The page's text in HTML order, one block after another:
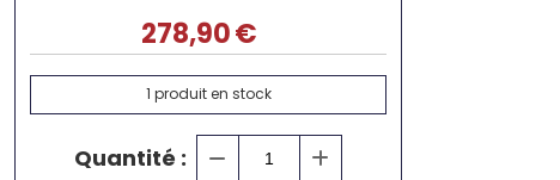
278,90€
1 produit en stock
Quantité :